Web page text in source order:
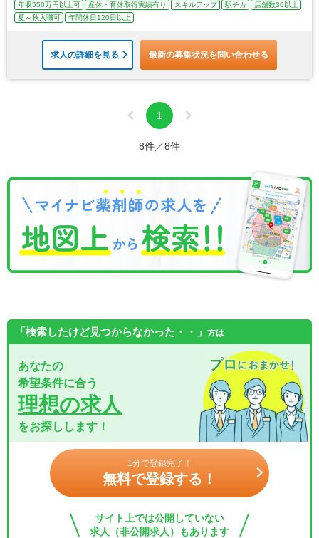
年収550万円以上可 産休・育休取得実績有り スキルアップ 駅チカ
店舗数30以上
夏～秋入職可
年間休日120日以上
求人の詳細を見る 最新の募集状況を問い合わせる
1
8件／8件
「検索したけど見つからなかった・・」 方は
あなたの
希望条件に合う
理想の求人
をお探しします！
1分で登録完了！
無料で登録する！
サイト上では公開していない
求人（非公開求人）もあります